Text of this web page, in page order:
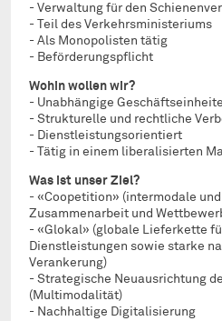
- Verwaltung für den
- Teil des Verkehrsministeriums
- Als Monopolisten tätig
- Beförderungspflicht
Wohin wollen wir?
- Unabhängige
- Strukturelle und rechtliche
- Dienstleistungsorientiert
- Tätig in einem liberalisierten
Was ist unser Ziel?
- «Coopetition» (intermodale
Zusammenarbeit und
- «Glokal» (globale Lieferkette
Dienstleistungen sowie starke
Verankerung)
- Strategische Neuausrichtung
(Multimodalität)
- Nachhaltige Digitalisierung